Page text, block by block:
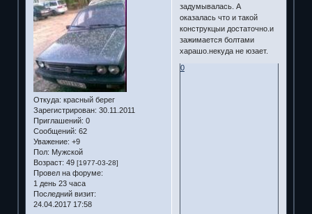
Откуда: красный берег
Зарегистрирован: 30.11.2011
Приглашений: 0
Сообщений: 62
Уважение: +9
Пол: Мужской
Возраст: 49 [1977-03-28]
Провел на форуме:
1 день 23 часа
Последний визит:
24.04.2017 17:58
задумывалась. А
оказалась что и такой
конструкцыи достаточно.и
зажимается болтами
харашо.некуда не юзает.
0